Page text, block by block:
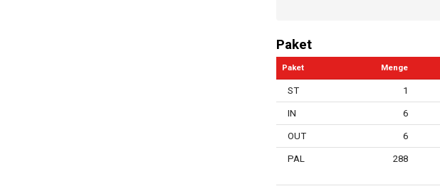
Batteriestandsanzeige
Luftmenge der Staubabsaugung
Soft Start
Paket
Paket Menge
ST 1
IN 6
OUT 6
PAL 288